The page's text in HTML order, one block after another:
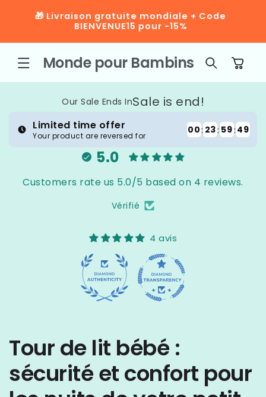
PASSER
"🎉 LIVRAISON GRATUITE 🎉 OFFRE DE
LANCEMENT : +20% sur tout avec le code
NOUVEAU20 | Livraison gratuite 🚚
Monde pour Bambins Panier
Our Sale Ends InSale is end!
Limited time offer
Your product are reversed for
00: 23: 59: 48
5.0
Customers rate us 5.0/5 based on 4 reviews.
Vérifié
4 avis
Tour de lit bébé :
sécurité et confort pour